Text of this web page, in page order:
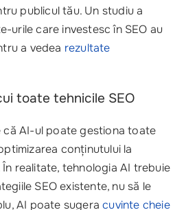
publicul tău. Un studiu a
urile care investesc în SEO au
a vedea rezultate
toate tehnicile SEO
că AI-ul poate gestiona toate
conținutului la
realitate, tehnologia AI trebuie
SEO existente, nu să le
AI poate sugeracuvinte cheie